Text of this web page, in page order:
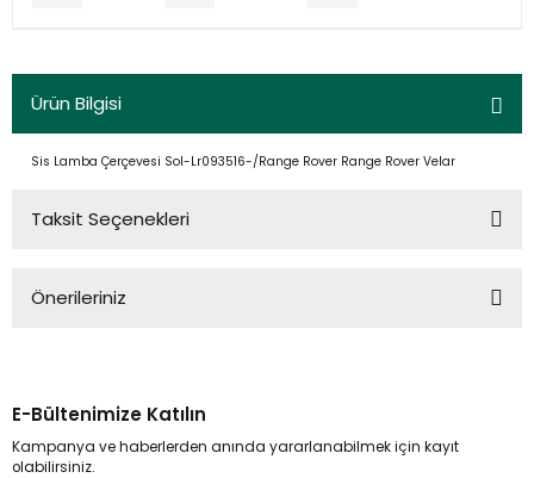
Ürün Bilgisi
Sis Lamba Çerçevesi Sol-Lr093516-/Range Rover Range Rover Velar
Taksit Seçenekleri
Önerileriniz
kullanarak tarafımıza iletebilirsiniz.
Görüş ve önerileriniz için teşekkür ederiz.
E-Bültenimize Katılın
Kampanya ve haberlerden anında yararlanabilmek için kayıt
olabilirsiniz.